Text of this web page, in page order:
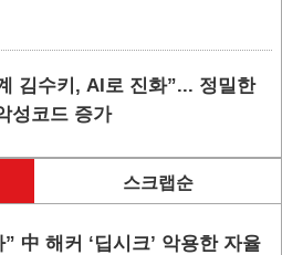
김수키, AI로 진화”... 정밀한
성코드 증가
스크랩순
中 해커 ‘딥시크’ 악용한 자율